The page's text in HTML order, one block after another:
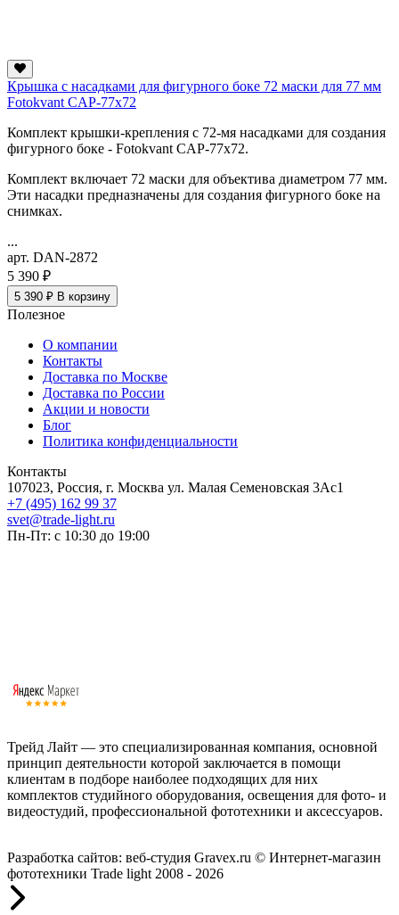
Крышка с насадками для фигурного боке 72 маски для 77 мм
Fotokvant CAP-77х72
Комплект крышки-крепления с 72-мя насадками для создания
фигурного боке - Fotokvant CAP-77х72.
Комплект включает 72 маски для объектива диаметром 77 мм.
Эти насадки предназначены для создания фигурного боке на
снимках.
...
арт. DAN-2872
5 390 ₽
5 390 ₽ В корзину
Полезное
О компании
Контакты
Доставка по Москве
Доставка по России
Акции и новости
Блог
Политика конфиденциальности
Контакты
107023, Россия, г. Москва ул. Малая Семеновская 3Ас1
+7 (495) 162 99 37
svet@trade-light.ru
Пн-Пт: с 10:30 до 19:00
Трейд Лайт — это специализированная компания, основной
принцип деятельности которой заключается в помощи
клиентам в подборе наиболее подходящих для них
комплектов студийного оборудования, освещения для фото- и
видеостудий, профессиональной фототехники и аксессуаров.
Разработка сайтов: веб-студия Gravex.ru © Интернет-магазин
фототехники Trade light 2008 - 2026